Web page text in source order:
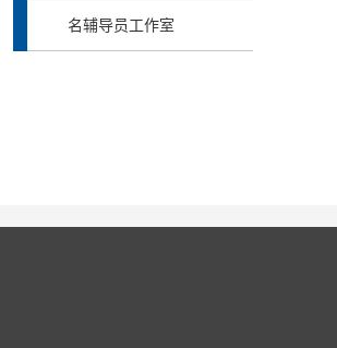
名辅导员工作室